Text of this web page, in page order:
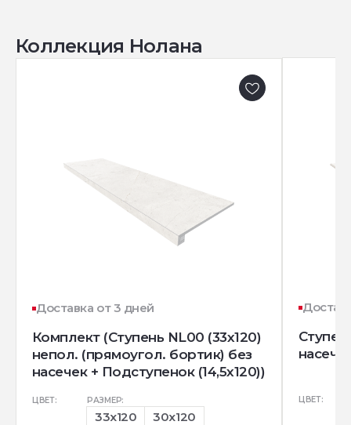
Коллекция Нолана
Доставка от 3 дней
Комплект (Ступень NL00 (33x120)
непол. (прямоугол. бортик) без
насечек + Подступенок (14,5x120))
ЦВЕТ: РАЗМЕР:
33x120 30x120
ЦВЕТ: